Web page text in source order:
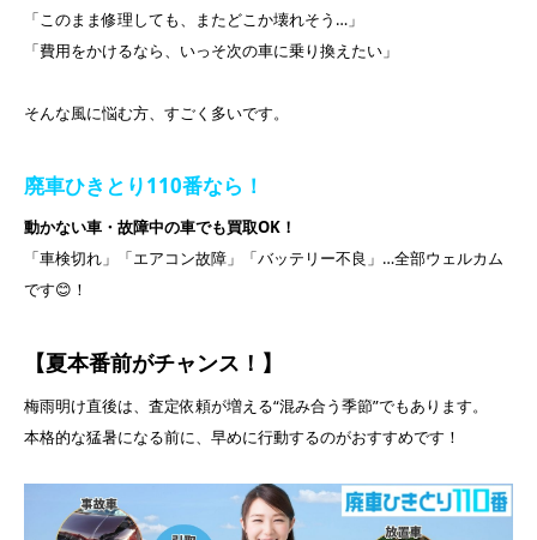
「このまま修理しても、またどこか壊れそう…」
「費用をかけるなら、いっそ次の車に乗り換えたい」
そんな風に悩む方、すごく多いです。
廃車ひきとり110番なら！
動かない車・故障中の車でも買取OK！
「車検切れ」「エアコン故障」「バッテリー不良」…全部ウェルカム
です😊！
【夏本番前がチャンス！】
梅雨明け直後は、査定依頼が増える“混み合う季節”でもあります。
本格的な猛暑になる前に、早めに行動するのがおすすめです！